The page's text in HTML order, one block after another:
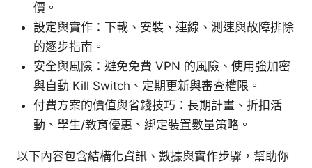
價。
設定與實作：下載、安裝、連線、測速與故障排除
的逐步指南。
安全與風險：避免免費 VPN 的風險、使用強加密
與自動 Kill Switch、定期更新與審查權限。
付費方案的價值與省錢技巧：長期計畫、折扣活
動、學生/教育優惠、綁定裝置數量策略。
以下內容包含結構化資訊、數據與實作步驟，幫助你